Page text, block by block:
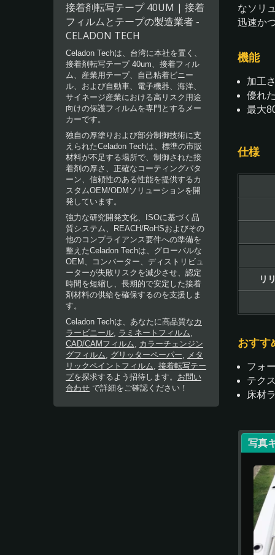
接着剤転写テープ 40UM | 接着
フィルムとテープの製造業者 -
CELADON TECH
Celadon Techは、台湾に本社を置く、
接着剤転写テープ 40um、接着フィル
ム、産業用テープ、自己粘着ビニー
ル、および自動車、電子機器、海洋、
サイネージ産業における高リスク用途
向けの保護フィルムを専門とするメー
カーです。
独自の厚塗りおよび部分制御技術に支
えられたCeladon Techは、標準の市販
材料が不足する場所で、制御された接
着剤の厚さ、正確なコーティングパタ
ーン、信頼性のある性能を提供するカ
スタムOEM/ODMソリューションを開
発しています。
強力な研究開発文化、ISOに基づく品
質システム、REACH/RoHSおよびその
他のコンプライアンス要件への準備を
整えたCeladon Techは、グローバルな
OEM、コンバーター、ディストリビュ
ーターが失敗リスクを減少させ、認定
時間を短縮し、長期的で安定した接着
剤材料の供給を確保するのを支援しま
す。
Celadon Techは、あなたに高品質なカ
ラービニール, ラミネートフィルム,
CAD/CAMフィルム, カラーチェンジン
グフィルム, グリッターペーパー, メタ
リックペイントフィルム, 接着転写テー
プを探求するよう招待します。 お問い
合わせ で詳細をご確認ください！
なソリ
迅速か
機能
加工
優れ
最大
仕様
リ
おすす
フォ
テク
床材
写真